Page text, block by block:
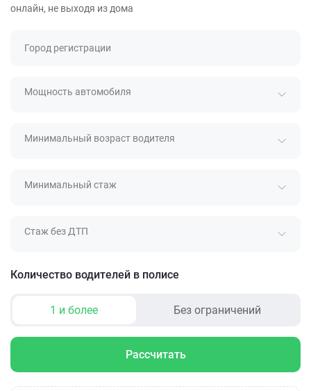
онлайн, не выходя из дома
Город регистрации
Мощность автомобиля
Минимальный возраст водителя
Минимальный стаж
Стаж без ДТП
Количество водителей в полисе
1 и более Без ограничений
Рассчитать